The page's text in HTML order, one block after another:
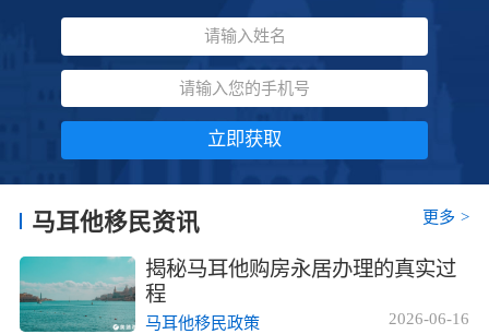
立即获取
马耳他移民资讯 更多 >
揭秘马耳他购房永居办理的真实过
程
2026-06-16
马耳他移民政策